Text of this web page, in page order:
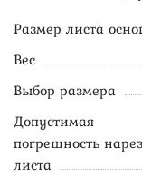
Размер листа
Вес
Выбор размера
Допустимая
погрешность
листа